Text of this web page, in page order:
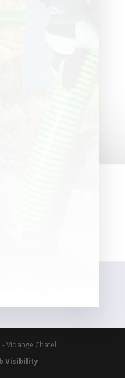
Vidange Chatel
Visibility